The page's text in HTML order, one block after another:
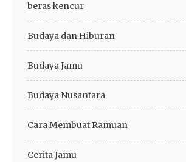
beras kencur
Budaya dan Hiburan
Budaya Jamu
Budaya Nusantara
Cara Membuat Ramuan
Cerita Jamu